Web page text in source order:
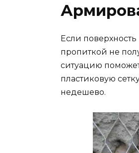
Если
пропиткой не
ситуацию
пластиковую
недешево.